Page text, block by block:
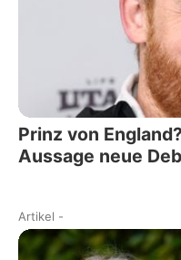
Prinz von
Aussage neue
Artikel -